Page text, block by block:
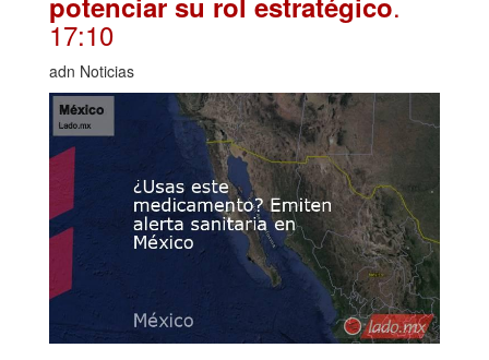
17:10
adn Noticias